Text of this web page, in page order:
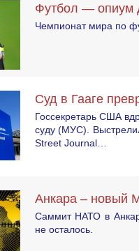
Футбол — опиум
Чемпионат мира по
Суд в Гааге
Госсекретарь США
суду (МУС).
Street Journal…
Анкара – новый
Саммит НАТО в
не осталось.